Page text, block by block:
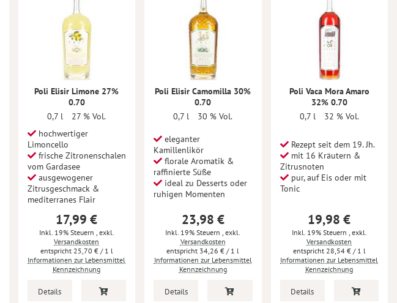
Poli Elisir Limone 27%
0.70
0,7 l
27 % Vol.
hochwertiger
Limoncello
frische Zitronenschalen
vom Gardasee
ausgewogener
Zitrusgeschmack &
mediterranes Flair
17,99 €
Inkl. 19% Steuern exkl.
Versandkosten
25,70 € / 1 l
Informationen zur Lebensmittel
Kennzeichnung
Details
Poli Elisir Camomilla 30%
0.70
0,7 l
30 % Vol.
eleganter
Kamillenlikör
florale Aromatik &
raffinierte Süße
ideal zu Desserts oder
ruhigen Momenten
23,98 €
Inkl. 19% Steuern
exkl.
Versandkosten
34,26 € / 1 l
Informationen zur Lebensmittel
Kennzeichnung
Details
Poli Vaca Mora Amaro
32% 0.70
0,7 l
32 % Vol.
Rezept seit dem 19. Jh.
mit 16 Kräutern &
Zitrusnoten
pur, auf Eis oder mit
Tonic
19,98 €
Inkl. 19% Steuern exkl.
Versandkosten
28,54 € / 1 l
Informationen zur Lebensmittel
Kennzeichnung
Details